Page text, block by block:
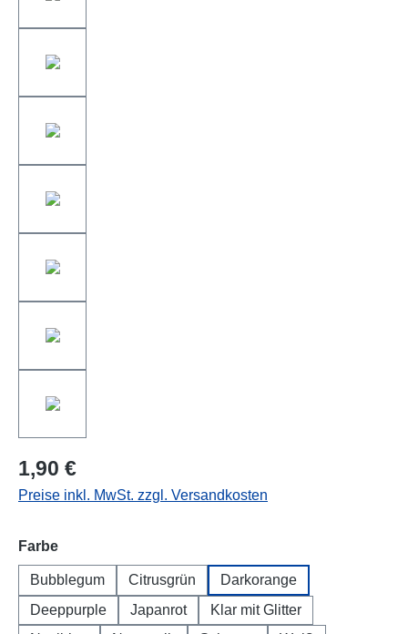
1,90 €
Preise inkl. MwSt. zzgl. Versandkosten
Farbeauswählen
Bubblegum Citrusgrün
Darkorange
Deeppurple
Japanrot
Klar mit Glitter